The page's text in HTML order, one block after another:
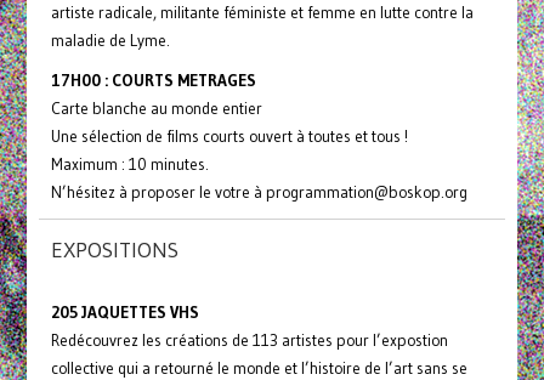
artiste radicale, militante féministe et femme en lutte contre la
maladie de Lyme.
17H00 : COURTS METRAGES
Carte blanche au monde entier
Une sélection de films courts ouvert à toutes et tous !
Maximum : 10 minutes.
N’hésitez à proposer le votre à programmation@boskop.org
EXPOSITIONS
205 JAQUETTES VHS
Redécouvrez les créations de 113 artistes pour l’expostion
collective qui a retourné le monde et l’histoire de l’art sans se